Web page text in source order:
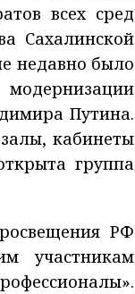
всех сред
Сахалинской
недавно было
Путина.
кабинеты
группа
РФ
участникам